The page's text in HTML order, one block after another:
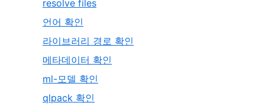
resolve files
언어 확인
라이브러리 경로 확인
메타데이터 확인
ml-모델 확인
qlpack 확인